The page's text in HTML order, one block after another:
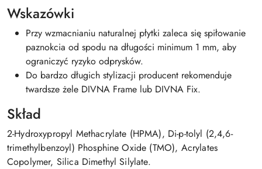
Wskazówki
Przy wzmacnianiu naturalnej płytki zaleca się spiłowanie
paznokcia od spodu na długości minimum 1 mm, aby
ograniczyć ryzyko odprysków.
Do bardzo długich stylizacji producent rekomenduje
twardsze żele DIVNA Frame lub DIVNA Fix.
Skład
2-Hydroxypropyl Methacrylate (HPMA), Di-p-tolyl (2,4,6-
trimethylbenzoyl) Phosphine Oxide (TMO), Acrylates
Copolymer, Silica Dimethyl Silylate.